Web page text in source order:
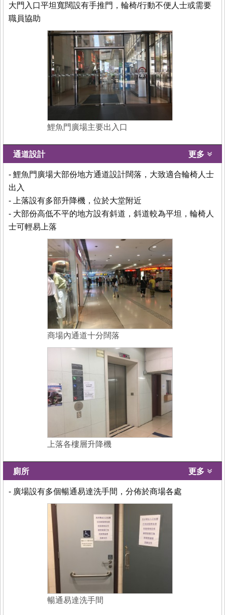
大門入口平坦寬闊設有手推門，輪椅/行動不便人士或需要
職員協助
鯉魚門廣場主要出入口
通道設計 更多
- 鯉魚門廣場大部份地方通道設計闊落，大致適合輪椅人士
出入
- 上落設有多部升降機，位於大堂附近
- 大部份高低不平的地方設有斜道，斜道較為平坦，輪椅人
士可輕易上落
商場內通道十分闊落
上落各樓層升降機
廁所 更多
- 廣場設有多個暢通易達洗手間，分佈於商場各處
暢通易達洗手間